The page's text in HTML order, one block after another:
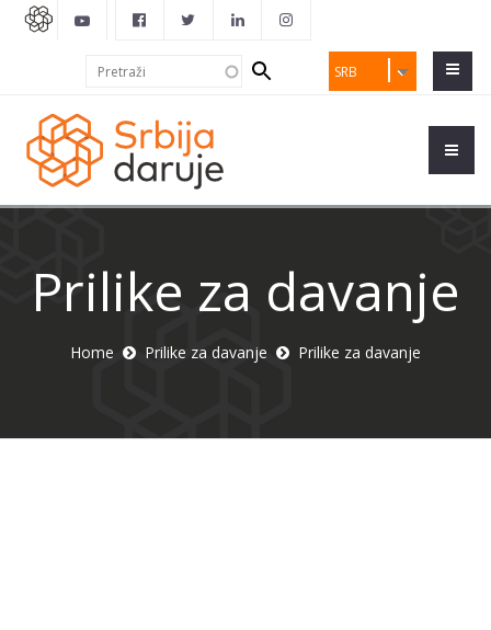
SRB
Search
form
Prilike za davanje
Home Prilike za davanje Prilike za davanje